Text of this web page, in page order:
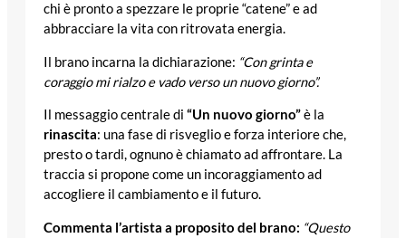
chi è pronto a spezzare le proprie “catene” e ad
abbracciare la vita con ritrovata energia.
Il brano incarna la dichiarazione: “Con grinta e
coraggio mi rialzo e vado verso un nuovo giorno”.
Il messaggio centrale di “Un nuovo giorno”è la
rinascita: una fase di risveglio e forza interiore che,
presto o tardi, ognuno è chiamato ad affrontare. La
traccia si propone come un incoraggiamento ad
accogliere il cambiamento e il futuro.
Commenta l’artista a proposito del brano: “Questo